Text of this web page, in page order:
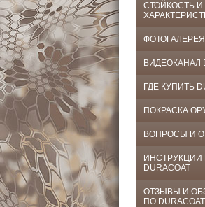
СТОЙКОСТЬ
ФОТОГАЛЕРЕЯ
ВИДЕОКАНАЛ
ГДЕ КУПИТЬ
ПОКРАСКА
ВОПРОСЫ И
ИНСТРУКЦИИ
DURACOAT
ОТЗЫВЫ И
ПО DURACOAT